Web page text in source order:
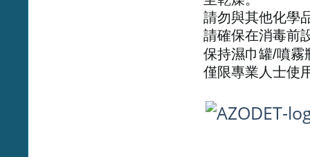
請勿與其他化學
請確保在消毒前
保持濕巾罐/噴霧
僅限專業人士使